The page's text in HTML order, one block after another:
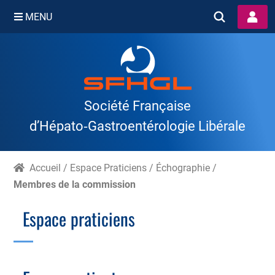
Skip
MENU
Société Française
d’Hépato‑Gastroentérologie Libérale
Accueil / Espace Praticiens / Échographie /
Membres de la commission
Espace praticiens